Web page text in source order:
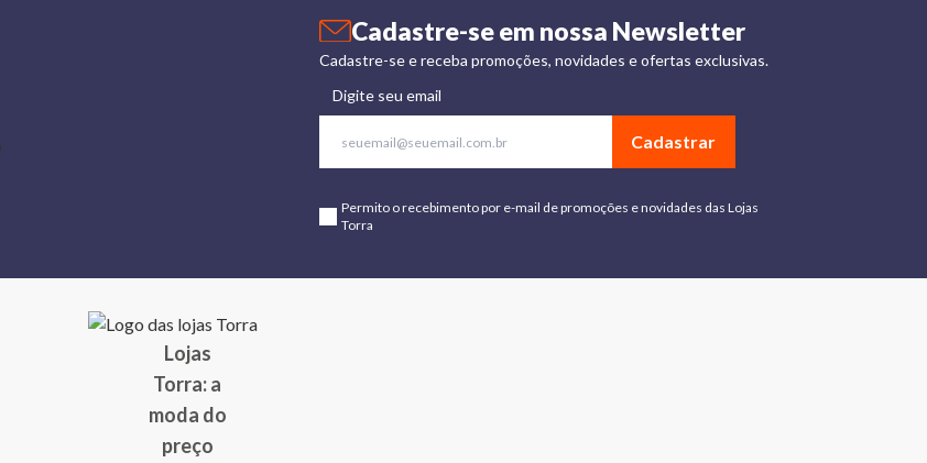
Cadastre-se em nossa Newsletter
Cadastre-se e receba promoções, novidades e ofertas exclusivas.
Digite seu email
Cadastrar
Permito o recebimento por e-mail de promoções e novidades das Lojas
Torra
Lojas
Torra: a
moda do
preço